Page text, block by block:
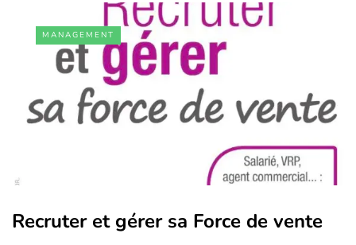
MANAGEMENT
Recruter et gérer sa Force de vente